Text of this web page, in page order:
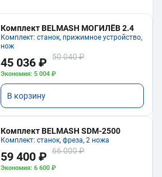
Комплект BELMASH МОГИЛЁВ 2.4
Комплект: станок, прижимное устройство,
нож
45 036 ₽ 50 040 ₽
Экономия: 5 004 ₽
В корзину
Комплект BELMASH SDM-2500
Комплект: станок, фреза, 2 ножа
59 400 ₽ 66 000 ₽
Экономия: 6 600 ₽